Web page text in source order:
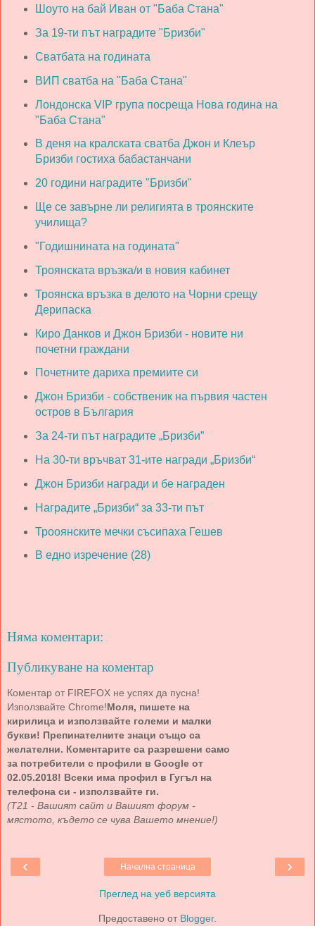
Шоуто на бай Иван от "Баба Стана"
За 19-ти път наградите "Бризби"
Сватбата на годината
ВИП сватба на "Баба Стана"
Лондонска VIP група посреща Нова година на
"Баба Стана"
В деня на кралската сватба Джон и Клеър
Бризби гостиха бабастанчани
20 години наградите "Бризби"
Ще се завърне ли религията в троянските
училища?
"Годишнината на годината"
Троянската връзка/и в новия кабинет
Троянска връзка в делото на Чорни срещу
Дерипаска
Киро Данков и Джон Бризби - новите ни
почетни граждани
Почетните дариха премиите си
Джон Бризби - собственик на първия частен
остров в България
За 24-ти път наградите „Бризби”
На 30-ти връчват 31-ите награди „Бризби“
Джон Бризби награди и бе награден
Наградите „Бризби“ за 33-ти път
Трооянските мечки съсипаха Гешев
В едно изречение (28)
Няма коментари:
Публикуване на коментар
Коментар от FIREFOX не успях да пусна!
Използвайте Chrome!Моля, пишете на
кирилица и използвайте големи и малки
букви! Препинателните знаци също са
желателни. Коментарите са разрешени само
за потребители с профили в Google от
02.05.2018! Всеки има профил в Гугъл на
телефона си - използвайте ги.
(Т21 - Вашият сайт и Вашият форум -
мястото, където се чува Вашето мнение!)
‹ ›
Начална страница
Преглед на уеб версията
Предоставено от Blogger.